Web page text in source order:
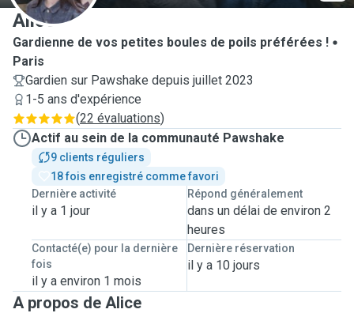
Alice
Gardienne de vos petites boules de poils préférées !
Paris
Gardien sur Pawshake depuis juillet 2023
1-5 ans d'expérience
(22 évaluations)
Actif au sein de la communauté Pawshake
9 clients réguliers
18 fois enregistré comme favori
Dernière activité
il y a 1 jour
Répond généralement
dans un délai de environ 2
heures
Contacté(e) pour la dernière
fois
il y a environ 1 mois
Dernière réservation
il y a 10 jours
A propos de Alice